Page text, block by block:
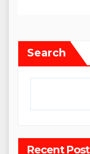
Search
Recent